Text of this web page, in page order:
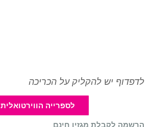
לדפדוף יש להקליק על הכריכה
לספרייה הווירטואלית
הרשמה לקבלת מגזין חינם